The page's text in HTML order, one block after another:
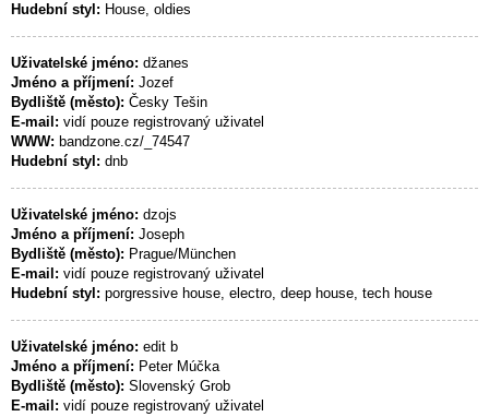
Hudební styl: House, oldies
Uživatelské jméno: džanes
Jméno a příjmení: Jozef
Bydliště (město): Česky Tešin
E-mail: vidí pouze registrovaný uživatel
WWW: bandzone.cz/_74547
Hudební styl: dnb
Uživatelské jméno: dzojs
Jméno a příjmení: Joseph
Bydliště (město): Prague/München
E-mail: vidí pouze registrovaný uživatel
Hudební styl: porgressive house, electro, deep house, tech house
Uživatelské jméno: edit b
Jméno a příjmení: Peter Múčka
Bydliště (město): Slovenský Grob
E-mail: vidí pouze registrovaný uživatel